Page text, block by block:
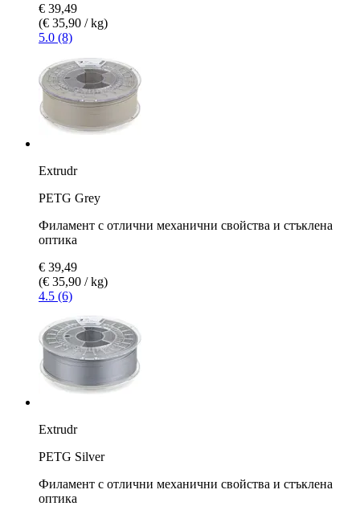
€ 39,49
(€ 35,90 / kg)
5.0 (8)
Extrudr
PETG Grey
Филамент с отлични механични свойства и стъклена
оптика
€ 39,49
(€ 35,90 / kg)
4.5 (6)
Extrudr
PETG Silver
Филамент с отлични механични свойства и стъклена
оптика